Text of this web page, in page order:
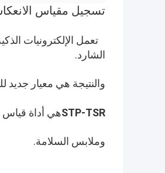
تسجيل مقياس
تعمل الإلكترونيات
الشارد.
والنتيجة هي معيار
STP-TSRهي أداة قياس
وملابس السلامة.